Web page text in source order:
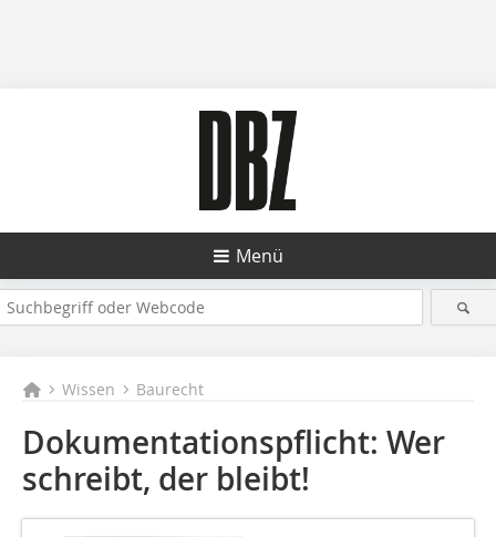
Menü
Wissen Baurecht
Dokumentationspflicht: Wer
schreibt, der bleibt!